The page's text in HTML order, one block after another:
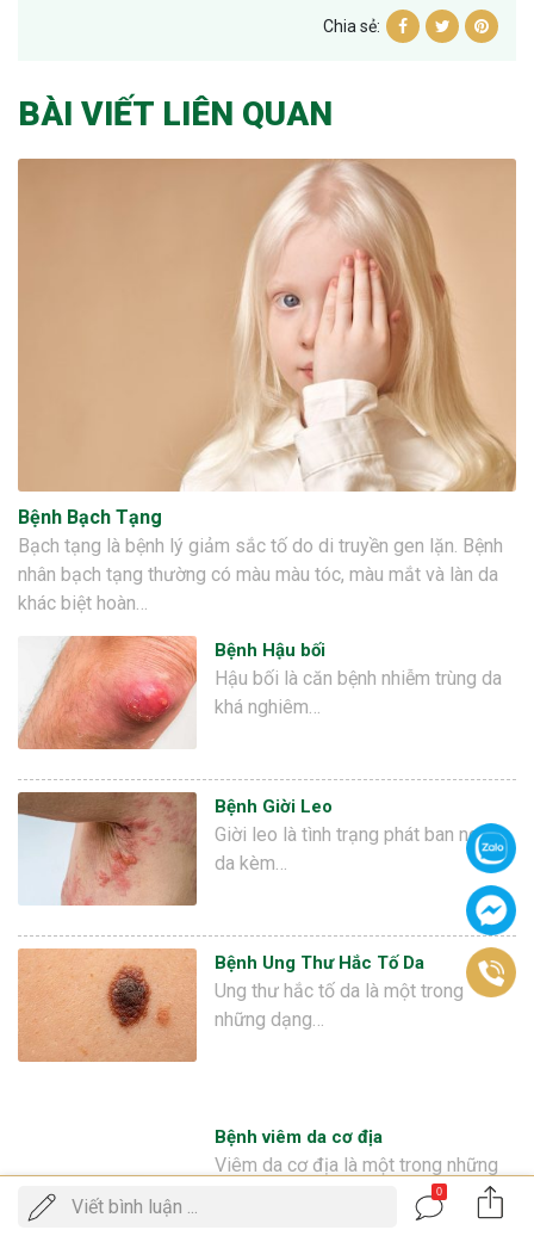
Chia sẻ:
BÀI VIẾT LIÊN QUAN
Bệnh Bạch Tạng
Bạch tạng là bệnh lý giảm sắc tố do di truyền gen lặn. Bệnh
nhân bạch tạng thường có màu màu tóc, màu mắt và làn da
khác biệt hoàn…
Bệnh Hậu bối
Hậu bối là căn bệnh nhiễm trùng da
khá nghiêm…
Bệnh Giời Leo
Giời leo là tình trạng phát ban ngoài
da kèm…
Bệnh Ung Thư Hắc Tố Da
Ung thư hắc tố da là một trong
những dạng…
Bệnh viêm da cơ địa
Viêm da cơ địa là một trong những
vấn đề về da liễu có tính chất mãn
Viết bình luận ...
0
Gọi
ĐẶT LỊCH KHÁM